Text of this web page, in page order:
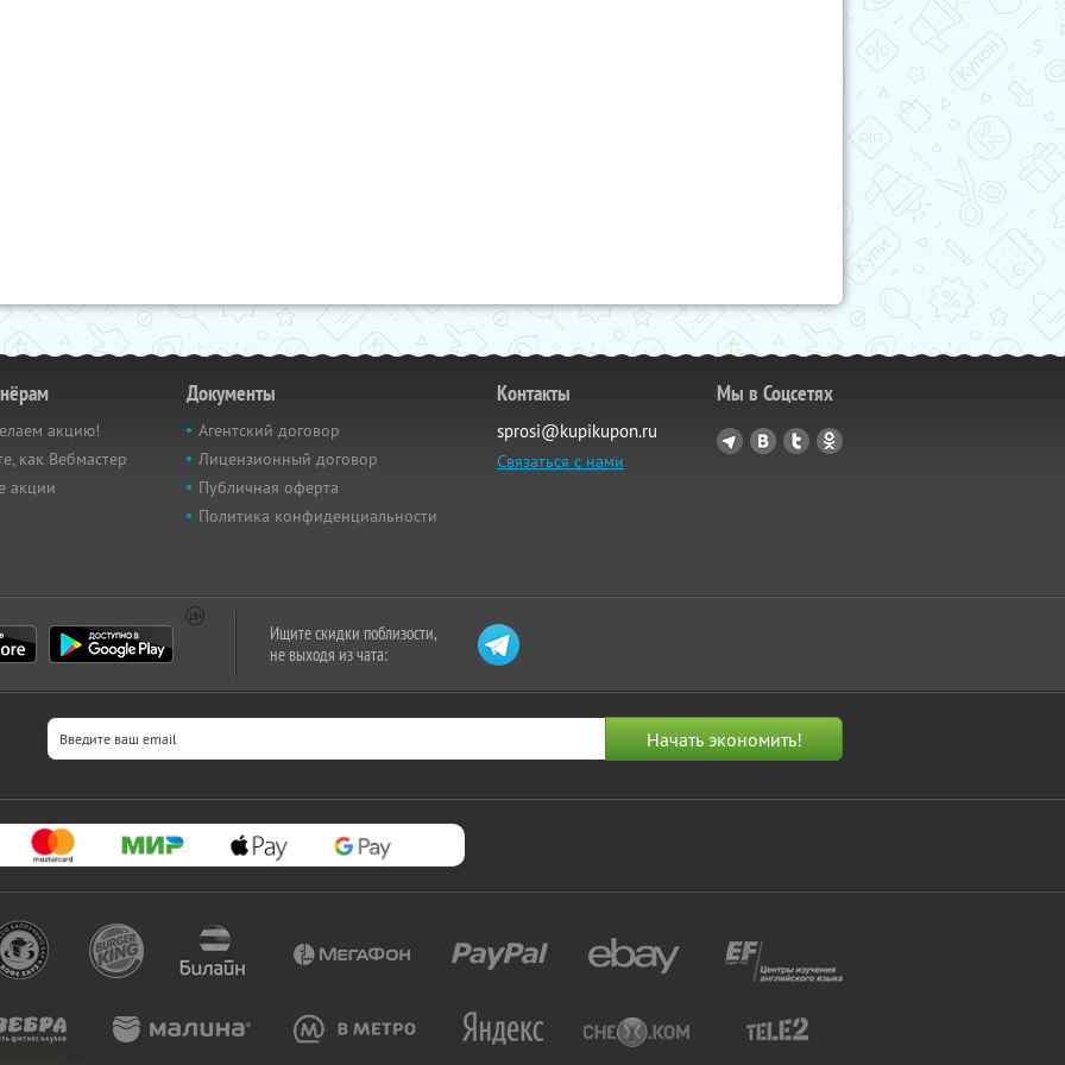
акцию!
как Вебмастер
акции
Документы
Агентский договор
Лицензионный договор
Публичная оферта
Политика конфиденциальности
Контакты
sprosi@kupikupon.ru
Связаться с нами
Мы в Соцсетях
Ищите скидки поблизости,
не выходя из чата: